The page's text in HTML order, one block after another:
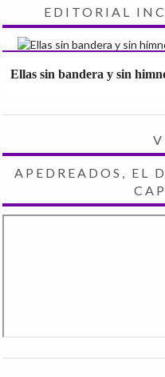
EDITORIAL
Ellas sin bandera y sin
APEDREADOS, EL